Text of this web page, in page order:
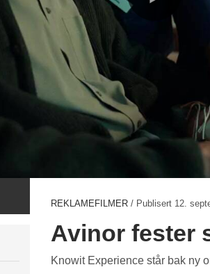
REKLAMEFILMER / Publisert 12.
Avinor fester
Knowit Experience står bak ny